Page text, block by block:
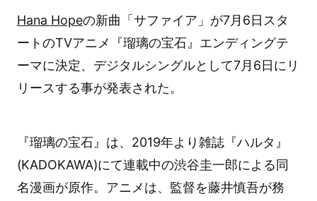
Hana Hopeの新曲「サファイア」が7月6日スタ
ートのTVアニメ『瑠璃の宝石』エンディングテ
ーマに決定、デジタルシングルとして7月6日にリ
リースする事が発表された。
『瑠璃の宝石』は、2019年より雑誌『ハルタ』
(KADOKAWA)にて連載中の渋谷圭一郎による同
名漫画が原作。アニメは、監督を藤井慎吾が務